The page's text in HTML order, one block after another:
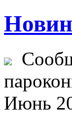
Июнь